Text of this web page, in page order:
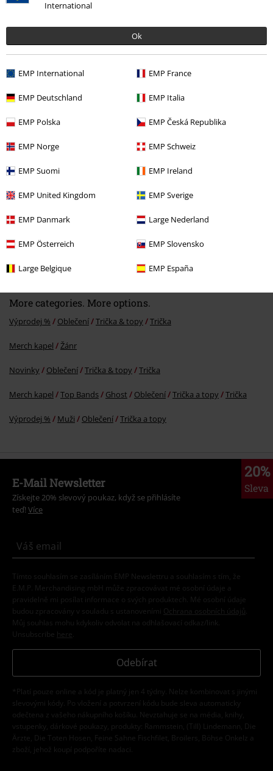
International
Ok
EMP International EMP France
EMP Deutschland EMP Italia
EMP Polska EMP Česká Republika
EMP Norge EMP Schweiz
EMP Suomi EMP Ireland
EMP United Kingdom EMP Sverige
EMP Danmark Large Nederland
EMP Österreich EMP Slovensko
Large Belgique EMP España
Naposledy navštívené
More categories. More options.
Výprodej % Oblečení Trička & topy Trička
Merch kapel Žánr
Novinky Oblečení Trička & topy Trička
Merch kapel Top Bands Ghost Oblečení Trička a topy Trička
Výprodej % Muži Oblečení Trička a topy
20%
Sleva
E-Mail Newsletter
Získejte 20% slevový poukaz, když se přihlásíte
teď! Více
Tímto souhlasím se zasíláním EMP Newslettru a souhlasím s tím, že
E.M.P. Merchandising mbH může zpracovávat mé osobní údaje a
pravidelně mi posílat informace o svých produktech. Mé osobní údaje
budou zpracovány v souladu s ustanoveními
Ochrana osobních údajů
Můj souhlas mohu kdykoliv odvolat na odhlašovací odkaz/link.
Unsubscribe here
Odebírat
*Platí pouze online a kód je platný jen 4 týdny. Nelze kombinovat s jinými
slevovými kódy. Po vložení a potvrzení kódu bude sleva automaticky
odečtena z vašeho nákupního košíku. Nevztahuje se na média, knihy,
vstupenky, dárkové poukazy, produkty: Rammstein, (Till) Lindemann, Die
Ärzte, Die Toten Hosen, Feine Sahne Fischfilet, Broilers, Böhse Onkelz a
zboží, jehož koupí podpoříte nadaci.